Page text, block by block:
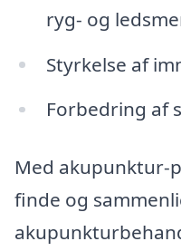
ryg- og
Styrkelse af
Forbedring af
Med akupunktur-
finde og